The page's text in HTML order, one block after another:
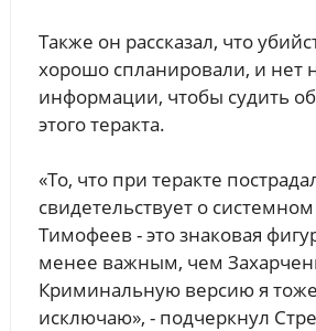
Также он рассказал, что
хорошо спланировали, и нет
информации, чтобы судить
этого теракта.
«То, что при теракте
свидетельствует о
Тимофеев - это знаковая
менее важным, чем
Криминальную версию я
исключаю», - подчеркнул